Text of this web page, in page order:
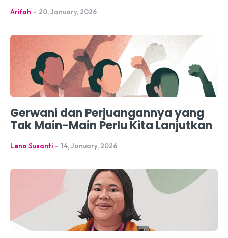
Arifah - 20, January, 2026
Gerwani dan Perjuangannya yang
Tak Main-Main Perlu Kita Lanjutkan
Lena Susanti - 14, January, 2026